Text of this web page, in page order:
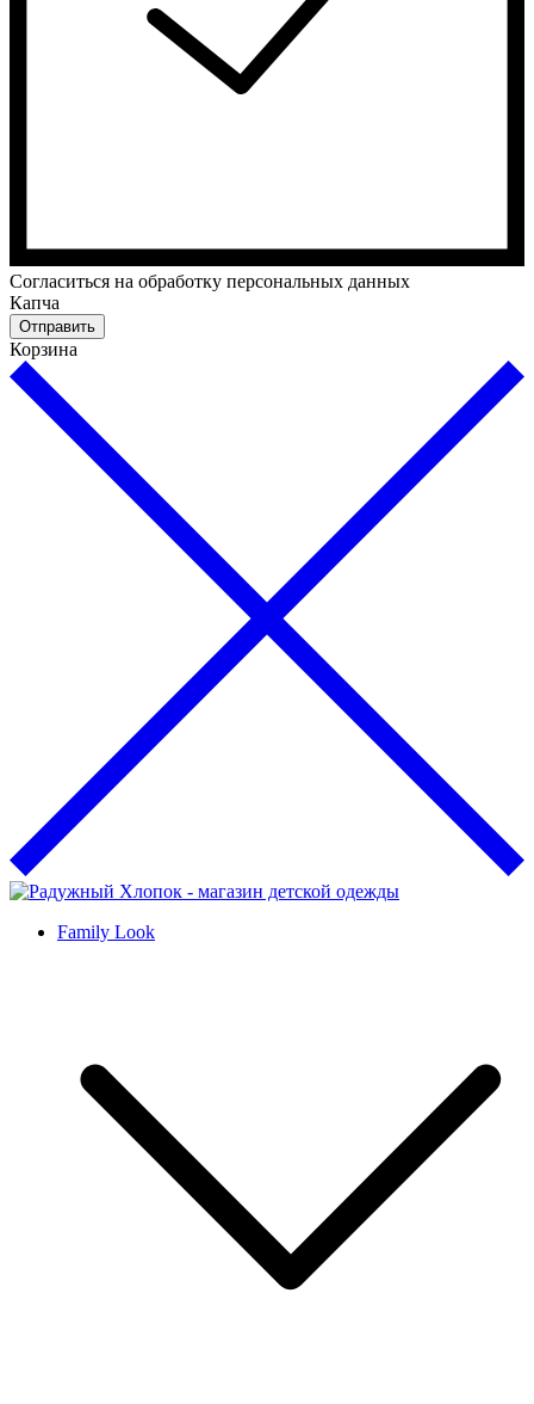
Cогласиться на обработку персональных данных
Капча
Отправить
Корзина
Family Look